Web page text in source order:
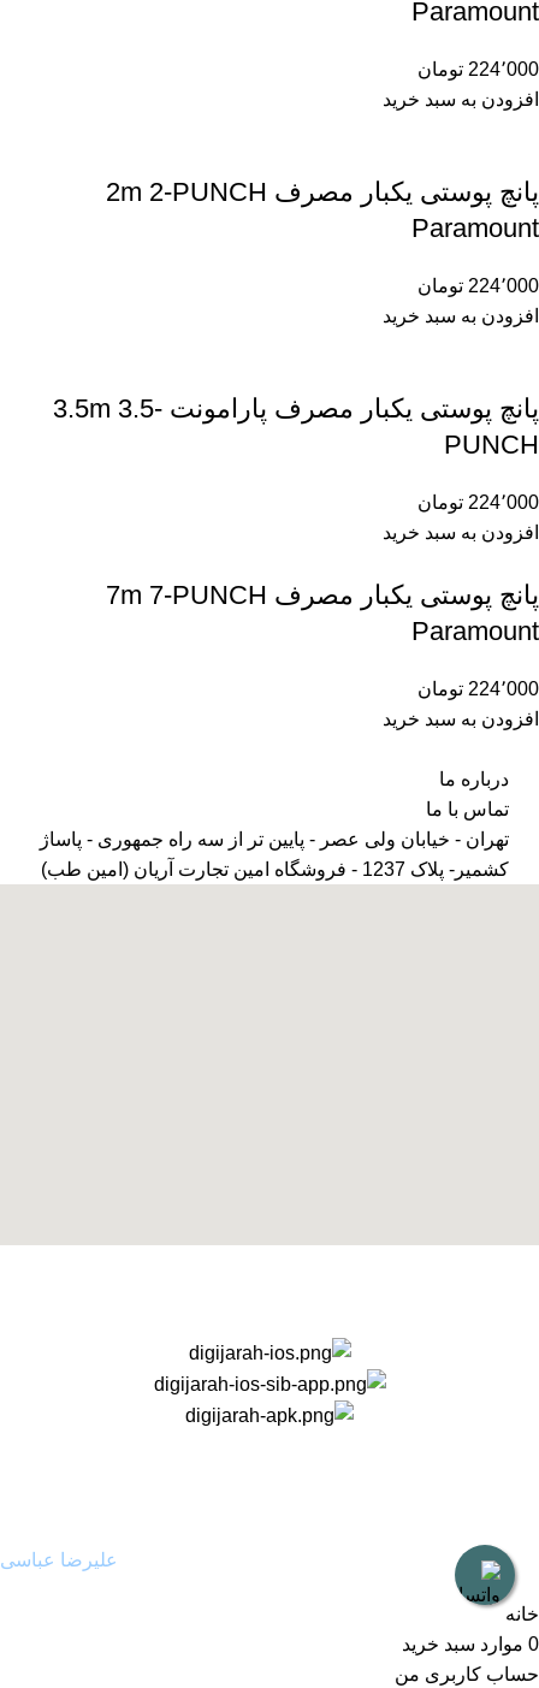
Paramount
224٬000 تومان
افزودن به سبد خرید
پانچ پوستی یکبار مصرف 2m 2-PUNCH
Paramount
224٬000 تومان
افزودن به سبد خرید
پانچ پوستی یکبار مصرف پارامونت 3.5m 3.5-
PUNCH
224٬000 تومان
افزودن به سبد خرید
پانچ پوستی یکبار مصرف 7m 7-PUNCH
Paramount
224٬000 تومان
افزودن به سبد خرید
درباره ما
تماس با ما
تهران - خیابان ولی عصر - پایین تر از سه راه جمهوری - پاساژ
کشمیر- پلاک 1237 - فروشگاه امین تجارت آریان (امین طب)
علیرضا عباسی
خانه
0 موارد سبد خرید
حساب کاربری من